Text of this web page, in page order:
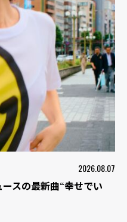
2026.08.07
スの最新曲“幸せでい